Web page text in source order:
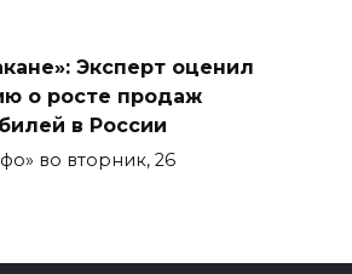
Эксперт оценил
о росте продаж
в России
во вторник, 26